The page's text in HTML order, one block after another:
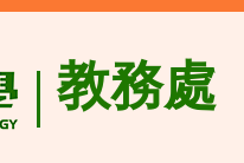
教務處